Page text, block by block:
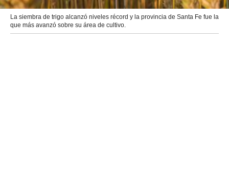
La siembra de trigo alcanzó niveles récord y la provincia de Santa Fe fue la
que más avanzó sobre su área de cultivo.